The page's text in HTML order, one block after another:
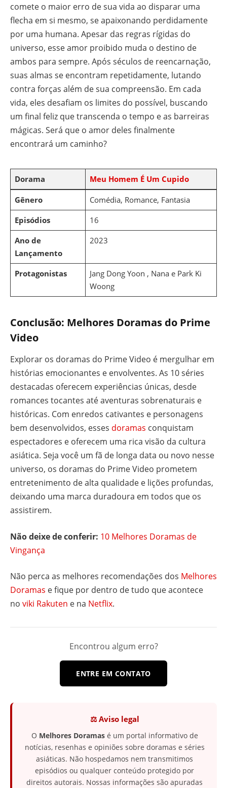
comete o maior erro de sua vida ao disparar uma
flecha em si mesmo, se apaixonando perdidamente
por uma humana. Apesar das regras rígidas do
universo, esse amor proibido muda o destino de
ambos para sempre. Após séculos de reencarnação,
suas almas se encontram repetidamente, lutando
contra forças além de sua compreensão. Em cada
vida, eles desafiam os limites do possível, buscando
um final feliz que transcenda o tempo e as barreiras
mágicas. Será que o amor deles finalmente
encontrará um caminho?
Dorama Meu Homem É Um Cupido
Gênero
Comédia, Romance, Fantasia
Episódios
16
Ano de
Lançamento
2023
Protagonistas
Jang Dong Yoon , Nana e Park Ki
Woong
Conclusão: Melhores Doramas do Prime
Video
Explorar os doramas do Prime Video é mergulhar em
histórias emocionantes e envolventes. As 10 séries
destacadas oferecem experiências únicas, desde
romances tocantes até aventuras sobrenaturais e
históricas. Com enredos cativantes e personagens
bem desenvolvidos, esses doramas conquistam
espectadores e oferecem uma rica visão da cultura
asiática. Seja você um fã de longa data ou novo nesse
universo, os doramas do Prime Video prometem
entretenimento de alta qualidade e lições profundas,
deixando uma marca duradoura em todos que os
assistirem.
Não deixe de conferir: 10 Melhores Doramas de
Vingança
Não perca as melhores recomendações dos Melhores
Doramas e fique por dentro de tudo que acontece
no viki Rakuten e na Netflix.
Encontrou algum erro?
ENTRE EM CONTATO
⚖️ Aviso legal
O Melhores Doramasé um portal informativo de
notícias, resenhas e opiniões sobre doramas e séries
asiáticas. Não hospedamos nem transmitimos
episódios ou qualquer conteúdo protegido por
direitos autorais. Nossas informações são apuradas